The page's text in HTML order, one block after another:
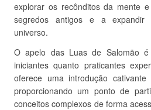
explorar os recônditos da mente
segredos antigos e a expandir
universo.
O apelo das Luas de Salomão é
iniciantes quanto praticantes
oferece uma introdução
proporcionando um ponto de
conceitos complexos de forma